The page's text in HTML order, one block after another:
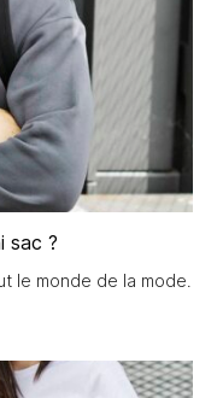
sac ?
le monde de la mode.